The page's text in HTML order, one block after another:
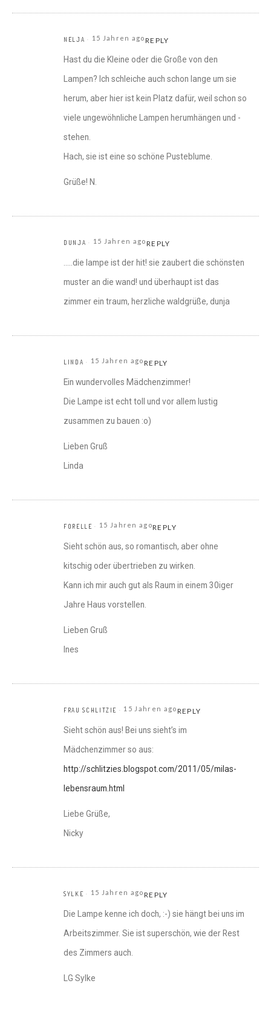
NELJA 15 Jahren agoREPLY
Hast du die Kleine oder die Große von den
Lampen? Ich schleiche auch schon lange um sie
herum, aber hier ist kein Platz dafür, weil schon so
viele ungewöhnliche Lampen herumhängen und -
stehen.
Hach, sie ist eine so schöne Pusteblume.
Grüße! N.
DUNJA 15 Jahren agoREPLY
…..die lampe ist der hit! sie zaubert die schönsten
muster an die wand! und überhaupt ist das
zimmer ein traum, herzliche waldgrüße, dunja
LINDA 15 Jahren agoREPLY
Ein wundervolles Mädchenzimmer!
Die Lampe ist echt toll und vor allem lustig
zusammen zu bauen :o)
Lieben Gruß
Linda
FORELLE 15 Jahren agoREPLY
Sieht schön aus, so romantisch, aber ohne
kitschig oder übertrieben zu wirken.
Kann ich mir auch gut als Raum in einem 30iger
Jahre Haus vorstellen.
Lieben Gruß
Ines
FRAU SCHLITZIE 15 Jahren agoREPLY
Sieht schön aus! Bei uns sieht’s im
Mädchenzimmer so aus:
http://schlitzies.blogspot.com/2011/05/milas-
lebensraum.html
Liebe Grüße,
Nicky
SYLKE 15 Jahren agoREPLY
Die Lampe kenne ich doch, :-) sie hängt bei uns im
Arbeitszimmer. Sie ist superschön, wie der Rest
des Zimmers auch.
LG Sylke